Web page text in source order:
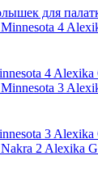
для
4 Alexika
3 Alexika